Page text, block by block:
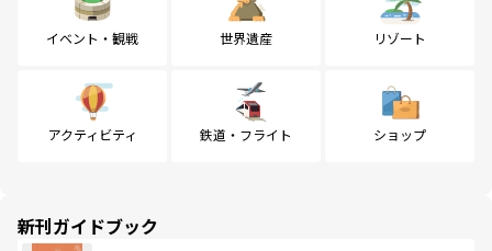
イベント・観戦 世界遺産 リゾート
アクティビティ 鉄道・フライト ショップ
新刊ガイドブック